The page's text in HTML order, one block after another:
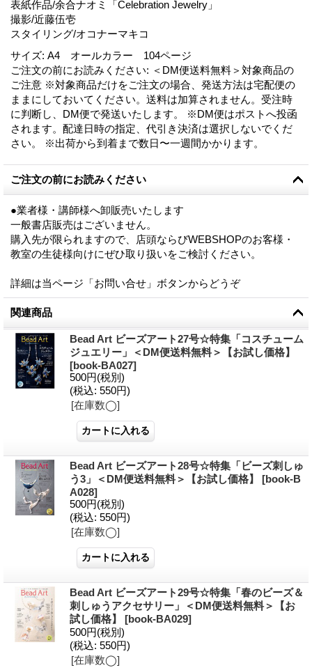
表紙作品/余合ナオミ「Celebration Jewelry」
撮影/近藤伍壱
スタイリング/オコナーマキコ
サイズ: A4 オールカラー 104ページ
ご注文の前にお読みください: ＜DM便送料無料＞対象商品の
ご注意 ※対象商品だけをご注文の場合、発送方法は宅配便の
ままにしておいてください。送料は加算されません。受注時
に判断し、DM便で発送いたします。 ※DM便はポストへ投函
されます。配達日時の指定、代引き決済は選択しないでくだ
さい。 ※出荷から到着まで数日〜一週間かかります。
ご注文の前にお読みください
●業者様・講師様へ卸販売いたします
一般書店販売はございません。
購入先が限られますので、店頭ならびWEBSHOPのお客様・
教室の生徒様向けにぜひ取り扱いをご検討ください。
詳細は当ページ「お問い合せ」ボタンからどうぞ
関連商品
Bead Art ビーズアート27号☆特集「コスチューム
ジュエリー」＜DM便送料無料＞【お試し価格】
[book-BA027]
500円(税別)
(税込: 550円)
[在庫数◯]
Bead Art ビーズアート28号☆特集「ビーズ刺しゅ
う3」＜DM便送料無料＞【お試し価格】 [book-B
A028]
500円(税別)
(税込: 550円)
[在庫数◯]
Bead Art ビーズアート29号☆特集「春のビーズ＆
刺しゅうアクセサリー」＜DM便送料無料＞【お
試し価格】 [book-BA029]
500円(税別)
(税込: 550円)
[在庫数◯]